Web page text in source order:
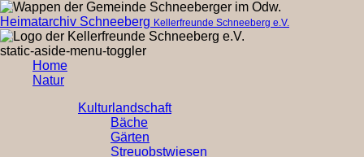
Heimatarchiv Schneeberg Kellerfreunde Schneeberg e.V.
static-aside-menu-toggler
Home
Natur
Kulturlandschaft
Bäche
Gärten
Streuobstwiesen